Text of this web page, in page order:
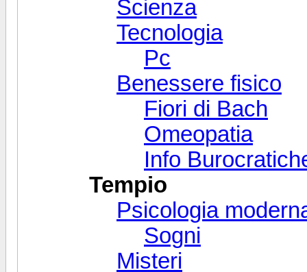
Scienza
Tecnologia
Pc
Benessere fisico
Fiori di Bach
Omeopatia
Info
Tempio
Psicologia
Sogni
Misteri